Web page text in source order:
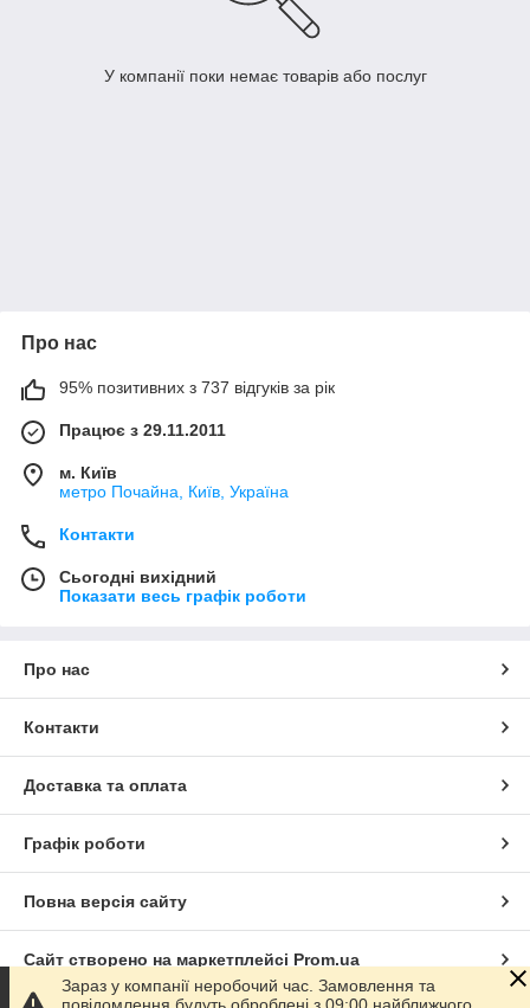
У компанії поки немає товарів або послуг
Про нас
95% позитивних з 737 відгуків за рік
Працює з 29.11.2011
м. Київ
метро Почайна, Київ, Україна
Контакти
Сьогодні вихідний
Показати весь графік роботи
Про нас
Контакти
Доставка та оплата
Графік роботи
Повна версія сайту
Сайт створено на маркетплейсі Prom.ua
Зараз у компанії неробочий час. Замовлення та